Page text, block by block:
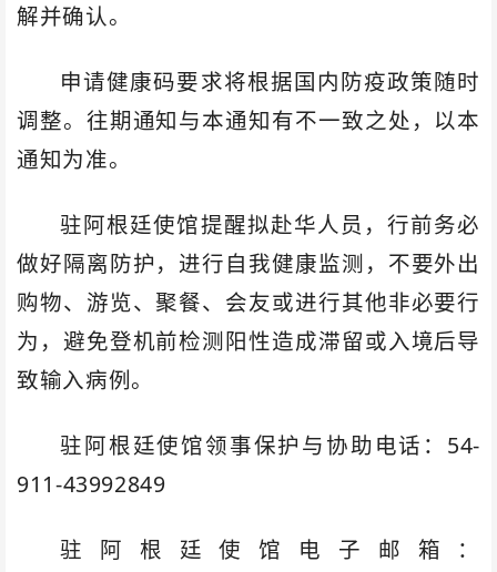
解并确认。
申请健康码要求将根据国内防疫政策随时
调整。往期通知与本通知有不一致之处，以本
通知为准。
驻阿根廷使馆提醒拟赴华人员，行前务必
做好隔离防护，进行自我健康监测，不要外出
购物、游览、聚餐、会友或进行其他非必要行
为，避免登机前检测阳性造成滞留或入境后导
致输入病例。
驻阿根廷使馆领事保护与协助电话：54-
911-43992849
驻阿根廷使馆电子邮箱：